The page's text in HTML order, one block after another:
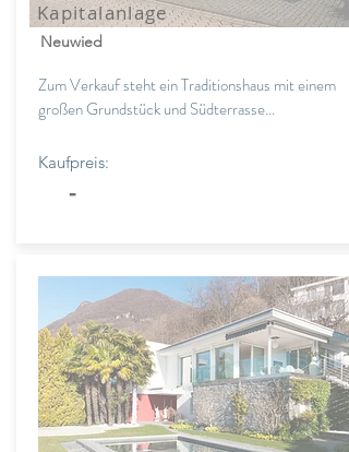
Kapitalanlage
Neuwied
Zum Verkauf steht ein Traditionshaus mit einem
großen Grundstück und Südterrasse...
Kaufpreis:
-